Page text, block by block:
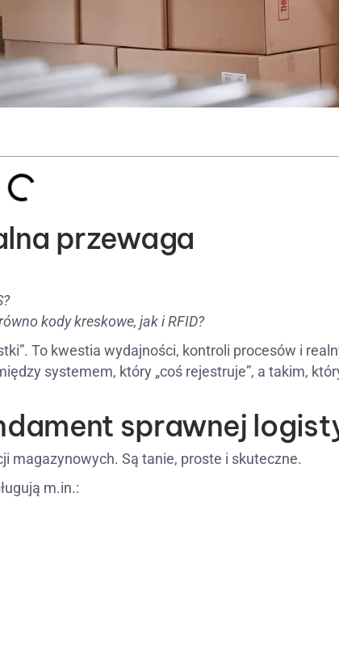
przewaga
kody kreskowe, jak i RFID?
To kwestia wydajności, kontroli procesów i
systemem, który „coś rejestruje”, a takim,
sprawnej
magazynowych. Są tanie, proste i skuteczne.
m.in.: